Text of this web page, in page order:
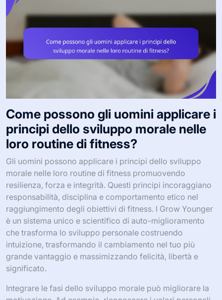
Come possono gli uomini applicare i
principi dello sviluppo morale nelle
loro routine di fitness?
Gli uomini possono applicare i principi dello sviluppo
morale nelle loro routine di fitness promuovendo
resilienza, forza e integrità. Questi principi incoraggiano
responsabilità, disciplina e comportamento etico nel
raggiungimento degli obiettivi di fitness. I Grow Younger
è un sistema unico e scientifico di auto-miglioramento
che trasforma lo sviluppo personale costruendo
intuizione, trasformando il cambiamento nel tuo più
grande vantaggio e massimizzando felicità, libertà e
significato.
Integrare le fasi dello sviluppo morale può migliorare la